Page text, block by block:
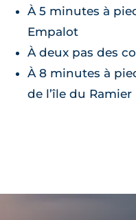
À 5 minutes à
Empalot
À deux pas des
À 8 minutes à
de l’île du Ramier